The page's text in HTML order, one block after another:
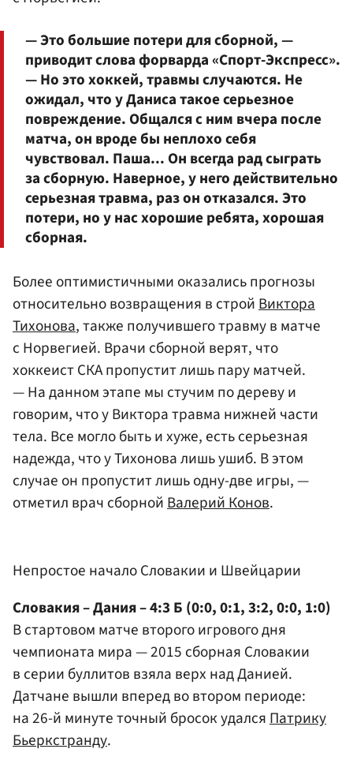
— Это большие потери для сборной, —
приводит слова форварда «Спорт-Экспресс».
— Но это хоккей, травмы случаются. Не
ожидал, что у Даниса такое серьезное
повреждение. Общался с ним вчера после
матча, он вроде бы неплохо себя
чувствовал. Паша... Он всегда рад сыграть
за сборную. Наверное, у него действительно
серьезная травма, раз он отказался. Это
потери, но у нас хорошие ребята, хорошая
сборная.
Более оптимистичными оказались прогнозы
относительно возвращения в стройВиктора
Тихонова, также получившего травму в матче
с Норвегией. Врачи сборной верят, что
хоккеист СКА пропустит лишь пару матчей.
— На данном этапе мы стучим по дереву и
говорим, что у Виктора травма нижней части
тела. Все могло быть и хуже, есть серьезная
надежда, что у Тихонова лишь ушиб. В этом
случае он пропустит лишь одну-две игры, —
отметил врач сборнойВалерий Конов.
Непростое начало Словакии и Швейцарии
Словакия – Дания – 4:3 Б (0:0, 0:1, 3:2, 0:0, 1:0)
В стартовом матче второго игрового дня
чемпионата мира — 2015 сборная Словакии
в серии буллитов взяла верх над Данией.
Датчане вышли вперед во втором периоде:
на 26-й минуте точный бросок удалсяПатрику
Бьеркстранду.